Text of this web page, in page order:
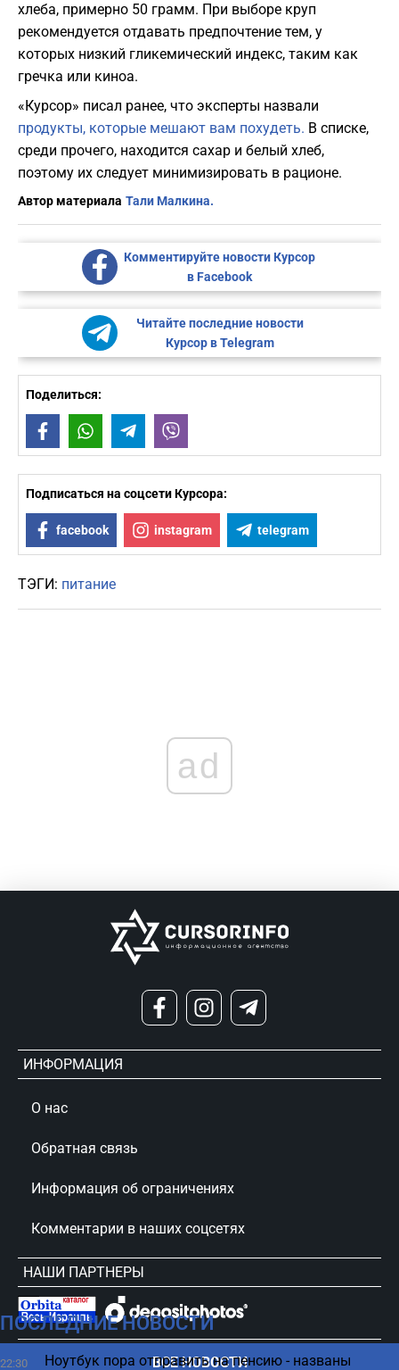
хлеба, примерно 50 грамм. При выборе круп
рекомендуется отдавать предпочтение тем, у
которых низкий гликемический индекс, таким как
гречка или киноа.
«Курсор» писал ранее, что эксперты назвали
продукты, которые мешают вам похудеть. В списке,
среди прочего, находится сахар и белый хлеб,
поэтому их следует минимизировать в рационе.
Автор материала Тали Малкина.
Комментируйте новости Курсор
в Facebook
Читайте последние новости
Курсор в Telegram
Поделиться:
FacebookWhatsAppTelegram
Подписаться на соцсети Курсора:
facebook instagram telegram
ТЭГИ: питание
ПОСЛЕДНИЕ НОВОСТИ
22:30 Ноутбук пора отправить на пенсию - названы
ВСЕ НОВОСТИ
ad
ИНФОРМАЦИЯ
О нас
Обратная связь
Информация об ограничениях
Комментарии в наших соцсетях
НАШИ ПАРТНЕРЫ
сursorinfo.co.il © Все права защищены